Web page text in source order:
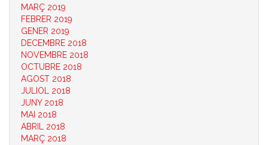
MARÇ 2019
FEBRER 2019
GENER 2019
DECEMBRE 2018
NOVEMBRE 2018
OCTUBRE 2018
AGOST 2018
JULIOL 2018
JUNY 2018
MAI 2018
ABRIL 2018
MARÇ 2018